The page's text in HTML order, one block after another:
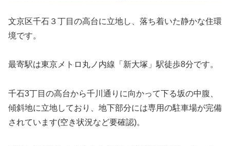
文京区千石３丁目の高台に立地し、落ち着いた静かな住環
境です。
最寄駅は東京メトロ丸ノ内線「新大塚」駅徒歩8分です。
千石3丁目の高台から千川通りに向かって下る坂の中腹、
傾斜地に立地しており、地下部分には専用の駐車場が完備
されています(空き状況など要確認)。